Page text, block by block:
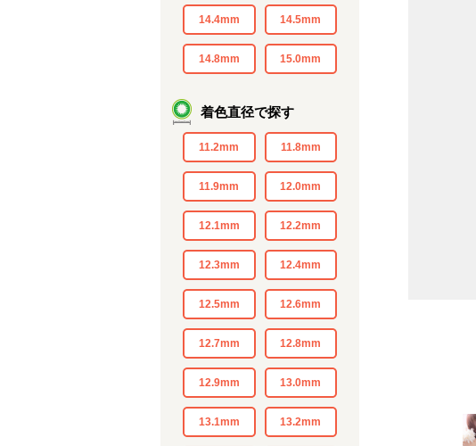
14.4mm 14.5mm
14.8mm 15.0mm
着色直径で探す
11.2mm 11.8mm
11.9mm 12.0mm
12.1mm 12.2mm
12.3mm 12.4mm
12.5mm 12.6mm
12.7mm 12.8mm
12.9mm 13.0mm
13.1mm 13.2mm